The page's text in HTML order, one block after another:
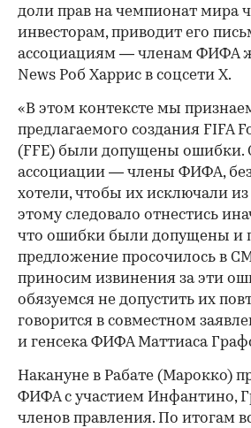
доли прав на чемпионат мира
инвесторам, приводит его
ассоциациям — членам ФИФА
News Роб Харрис в соцсети Х.
«В этом контексте мы
предлагаемого создания FIFA
(FFE) были допущены ошибки.
ассоциации — члены ФИФА,
хотели, чтобы их исключали из
этому следовало отнестись
что ошибки были допущены и
предложение просочилось в
приносим извинения за эти
обязуемся не допустить их
говорится в совместном
и генсека ФИФА Маттиаса
Накануне в Рабате (Марокко)
ФИФА с участием Инфантино,
членов правления. По итогам